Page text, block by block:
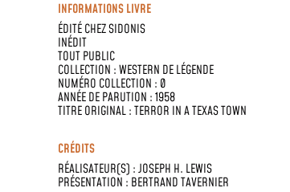
INFORMATIONS LIVRE
ÉDITÉ CHEZSIDONIS
INÉDIT
TOUT PUBLIC
COLLECTION :WESTERN DE LÉGENDE
NUMÉRO COLLECTION : 0
ANNÉE DE PARUTION : 1958
TITRE ORIGINAL : TERROR IN A TEXAS TOWN
CRÉDITS
RÉALISATEUR(S) :JOSEPH H. LEWIS
PRÉSENTATION : BERTRAND TAVERNIER